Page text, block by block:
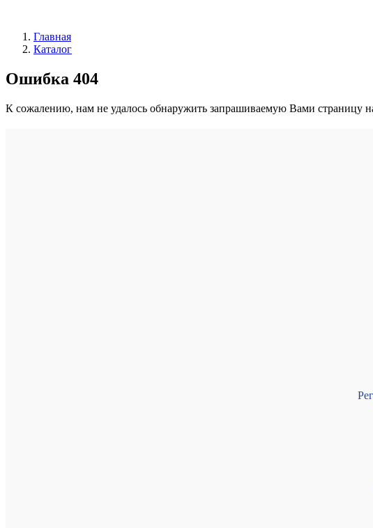
Главная
Каталог
Ошибка 404
К сожалению, нам не удалось обнаружить запрашиваемую Вами страницу